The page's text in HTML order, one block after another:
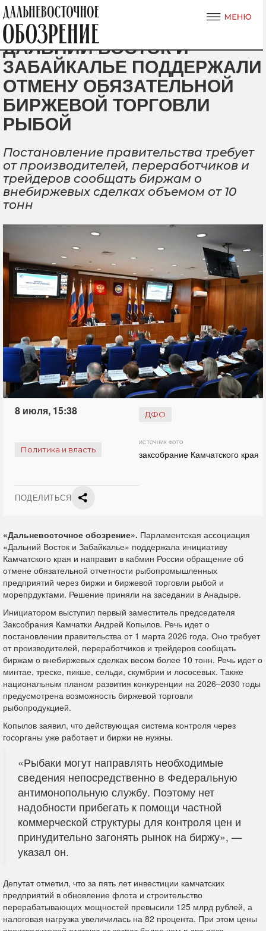
ДАЛЬНИЙ ВОСТОК И
ЗАБАЙКАЛЬЕ ПОДДЕРЖАЛИ
ОТМЕНУ ОБЯЗАТЕЛЬНОЙ
БИРЖЕВОЙ ТОРГОВЛИ
РЫБОЙ
Постановление правительства требует
от производителей, переработчиков и
трейдеров сообщать биржам о
внебиржевых сделках объемом от 10
тонн
8 июля, 15:38 ДФО
Политика и власть
ИСТОЧНИК ФОТО
заксобрание Камчатского края
ПОДЕЛИТЬСЯ
«Дальневосточное обозрение». Парламентская ассоциация
«Дальний Восток и Забайкалье» поддержала инициативу
Камчатского края и направит в кабмин России обращение об
отмене обязательной отчетности рыбопромышленных
предприятий через биржи и биржевой торговли рыбой и
морепрдуктами. Решение приняли на заседании в Анадыре.
Инициатором выступил первый заместитель председателя
Заксобрания Камчатки Андрей Копылов. Речь идет о
постановлении правительства от 1 марта 2026 года. Оно требует
от производителей, переработчиков и трейдеров сообщать
биржам о внебиржевых сделках весом более 10 тонн. Речь идет о
минтае, треске, пикше, сельди, скумбрии и лососевых. Также
национальным планом развития конкуренции на 2026–2030 годы
предусмотрена возможность биржевой торговли
рыбопродукцией.
Копылов заявил, что действующая система контроля через
госорганы уже работает и биржи не нужны.
«Рыбаки могут направлять необходимые
сведения непосредственно в Федеральную
антимонопольную службу. Поэтому нет
надобности прибегать к помощи частной
коммерческой структуры для контроля цен и
принудительно загонять рынок на биржу», —
указал он.
Депутат отметил, что за пять лет инвестиции камчатских
предприятий в обновление флота и строительство
перерабатывающих мощностей превысили 125 млрд рублей, а
налоговая нагрузка увеличилась на 82 процента. При этом цены